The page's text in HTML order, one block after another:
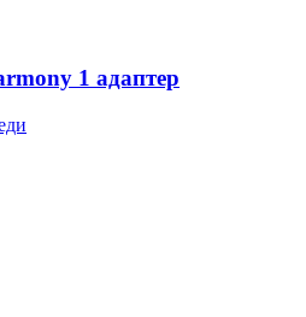
1 адаптер